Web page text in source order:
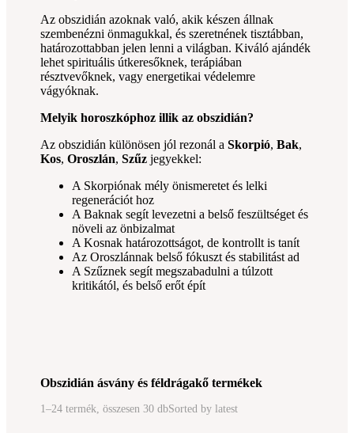
Az obszidián azoknak való, akik készen állnak
szembenézni önmagukkal, és szeretnének tisztábban,
határozottabban jelen lenni a világban. Kiváló ajándék
lehet spirituális útkeresőknek, terápiában
résztvevőknek, vagy energetikai védelemre
vágyóknak.
Melyik horoszkóphoz illik az obszidián?
Az obszidián különösen jól rezonál aSkorpió,Bak,
Kos,Oroszlán,Szűz jegyekkel:
A Skorpiónak mély önismeretet és lelki
regenerációt hoz
A Baknak segít levezetni a belső feszültséget és
növeli az önbizalmat
A Kosnak határozottságot, de kontrollt is tanít
Az Oroszlánnak belső fókuszt és stabilitást ad
A Szűznek segít megszabadulni a túlzott
kritikától, és belső erőt épít
Obszidián ásvány és féldrágakő termékek
1–24 termék, összesen 30 dbSorted by latest